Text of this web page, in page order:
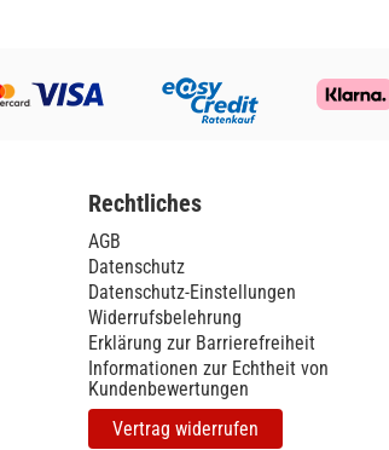
Rechtliches
AGB
Datenschutz
Datenschutz-Einstellungen
Widerrufsbelehrung
Erklärung zur Barrierefreiheit
Informationen zur Echtheit von
Kundenbewertungen
Vertrag widerrufen